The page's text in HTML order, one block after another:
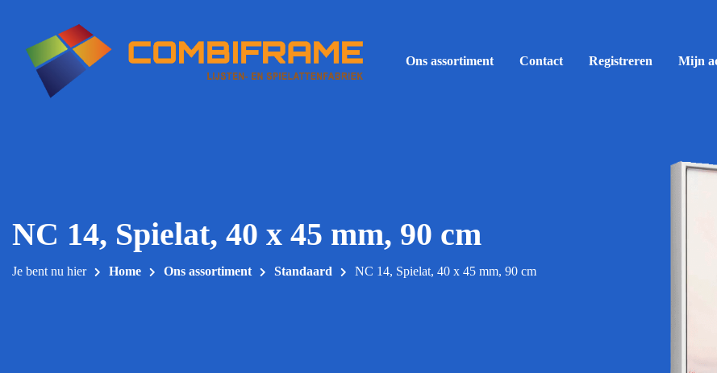
inhoud
Ons assortiment Contact Registreren Mijn
NC 14, Spielat, 40 x 45 mm, 90 cm
Je bent nu hier Home Ons assortiment Standaard NC 14, Spielat, 40 x 45 mm, 90 cm